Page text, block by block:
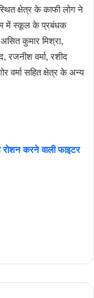
क्षेत्र के काफी लोग ने
में स्कूल के प्रबंधक
कुमार मिश्रा,
रजनीश वर्मा, रशीद
वर्मा सहित क्षेत्र के अन्य
करने वाली फाइटर